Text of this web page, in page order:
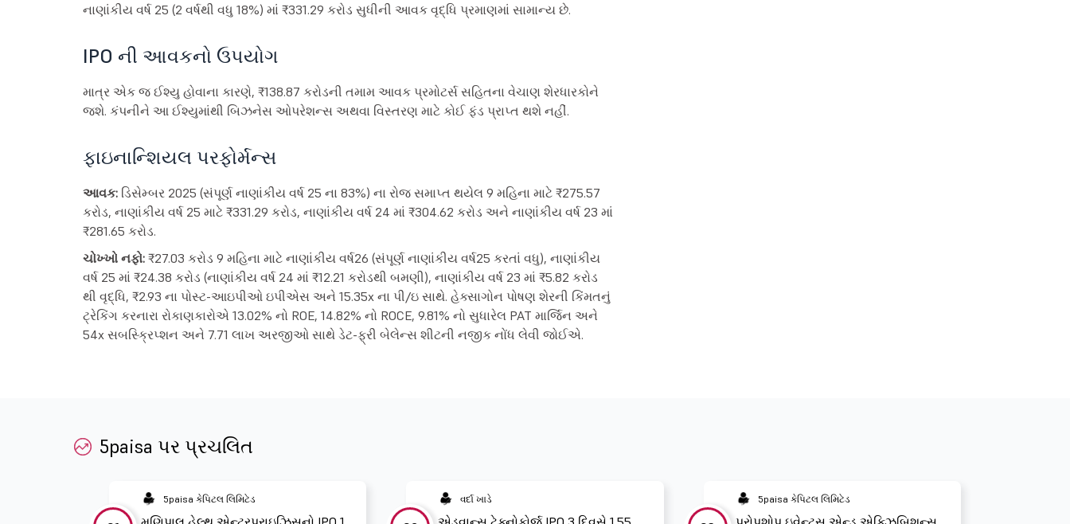
નાણાંકીય વર્ષ 25 (2 વર્ષથી વધુ 18%) માં ₹331.29 કરોડ સુધીની આવક વૃદ્ધિ પ્રમાણમાં સામાન્ય છે.
IPO ની આવકનો ઉપયોગ
માત્ર એક જ ઈશ્યુ હોવાના કારણે, ₹138.87 કરોડની તમામ આવક પ્રમોટર્સ સહિતના વેચાણ શેરધારકોને
જશે. કંપનીને આ ઈશ્યુમાંથી બિઝનેસ ઓપરેશન્સ અથવા વિસ્તરણ માટે કોઈ ફંડ પ્રાપ્ત થશે નહીં.
ફાઇનાન્શિયલ પરફોર્મન્સ
આવક: ડિસેમ્બર 2025 (સંપૂર્ણ નાણાંકીય વર્ષ 25 ના 83%) ના રોજ સમાપ્ત થયેલ 9 મહિના માટે ₹275.57
કરોડ, નાણાંકીય વર્ષ 25 માટે ₹331.29 કરોડ, નાણાંકીય વર્ષ 24 માં ₹304.62 કરોડ અને નાણાંકીય વર્ષ 23 માં
₹281.65 કરોડ.
ચોખ્ખો નફો: ₹27.03 કરોડ 9 મહિના માટે નાણાંકીય વર્ષ26 (સંપૂર્ણ નાણાંકીય વર્ષ25 કરતાં વધુ), નાણાંકીય
વર્ષ 25 માં ₹24.38 કરોડ (નાણાંકીય વર્ષ 24 માં ₹12.21 કરોડથી બમણી), નાણાંકીય વર્ષ 23 માં ₹5.82 કરોડ
થી વૃદ્ધિ, ₹2.93 ના પોસ્ટ-આઇપીઓ ઇપીએસ અને 15.35x ના પી/ઇ સાથે. હેક્સાગોન પોષણ શેરની કિંમતનું
ટ્રેકિંગ કરનારા રોકાણકારોએ 13.02% નો ROE, 14.82% નો ROCE, 9.81% નો સુધારેલ PAT માર્જિન અને
54x સબસ્ક્રિપ્શન અને 7.71 લાખ અરજીઓ સાથે ડેટ-ફ્રી બેલેન્સ શીટની નજીક નોંધ લેવી જોઈએ.
5paisa પર પ્રચલિત
5paisa કેપિટલ લિમિટેડ વર્દા ખાડે 5paisa કેપિટલ લિમિટેડ